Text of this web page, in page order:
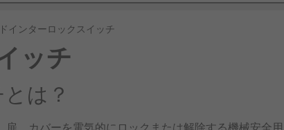
インターロックスイッチ
ッチ
は？